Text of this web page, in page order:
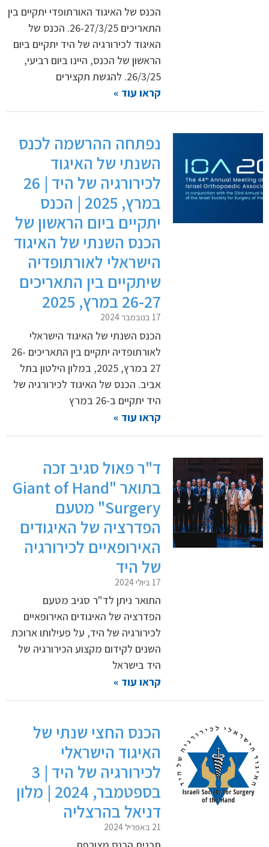
הכנס של האיגוד האורתופדי יתקיים בין
התאריכים 26-27/3/25. הכנס של
האיגוד לכירורגיה של היד יתקיים ביום
הראשון של הכנס, היינו ביום רביעי,
26/3/25. להגשת תקצירים
קראו עוד »
נפתחה ההרשמה לכנס
השנתי של האיגוד
לכירורגיה של היד | 26
במרץ, 2025 | הכנס
יתקיים ביום הראשון של
הכנס השנתי של האיגוד
הישראלי לאורתופדיה
שיתקיים בין התאריכים
26-27 במרץ, 2025
17 בנובמבר 2024
הכנס השנתי של האיגוד הישראלי
לאורתופדיה יתקיים בין התאריכים 26-
27 במרץ, 2025, במלון הילטון בתל
אביב. הכנס של האיגוד לכירורגיה של
היד יתקיים ב-26 במרץ
קראו עוד »
ד"ר פאול סגיב זכה
בתואר "Giant of Hand
Surgery" מטעם
הפדרציה של האיגודים
האירופאיים לכירורגיה
של היד
17 ביולי 2024
התואר ניתן לד"ר סגיב מטעם
הפדרציה של האיגודים האירופאיים
לכירורגיה של היד, על פעילותו ארוכת
השנים לקידום מקצוע הכירורגיה של
היד בישראל
קראו עוד »
הכנס החצי שנתי של
האיגוד הישראלי
לכירורגיה של היד | 3
בספטמבר, 2024 | מלון
דניאל בהרצליה
21 באפריל 2024